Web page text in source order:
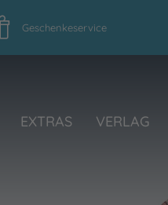
Geschenkeservice
EXTRAS VERLAG